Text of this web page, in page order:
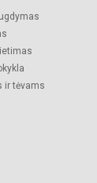
ir tėvams